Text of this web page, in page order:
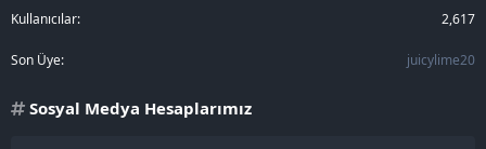
Kullanıcılar 2,617
Son Üye juicylime20
Sosyal Medya Hesaplarımız